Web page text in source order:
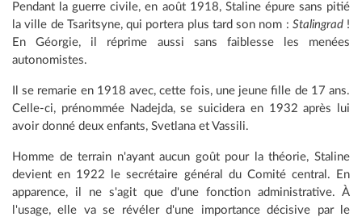
Pendant la guerre civile, en août 1918, Staline épure sans pitié
la ville de Tsaritsyne, qui portera plus tard son nom : Stalingrad!
En Géorgie, il réprime aussi sans faiblesse les menées
autonomistes.
Il se remarie en 1918 avec, cette fois, une jeune fille de 17 ans.
Celle-ci, prénommée Nadejda, se suicidera en 1932 après lui
avoir donné deux enfants, Svetlana et Vassili.
Homme de terrain n'ayant aucun goût pour la théorie, Staline
devient en 1922 le secrétaire général du Comité central. En
apparence, il ne s'agit que d'une fonction administrative. À
l'usage, elle va se révéler d'une importance décisive par le